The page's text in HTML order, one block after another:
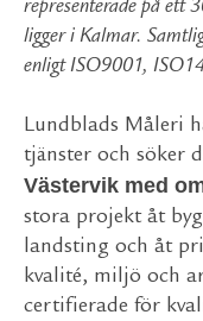
representerade på ett
ligger i Kalmar.
enligt ISO9001,
Lundblads Måleri
tjänster och söker
Västervik med
stora projekt åt
landsting och åt
kvalité, miljö och
certifierade för